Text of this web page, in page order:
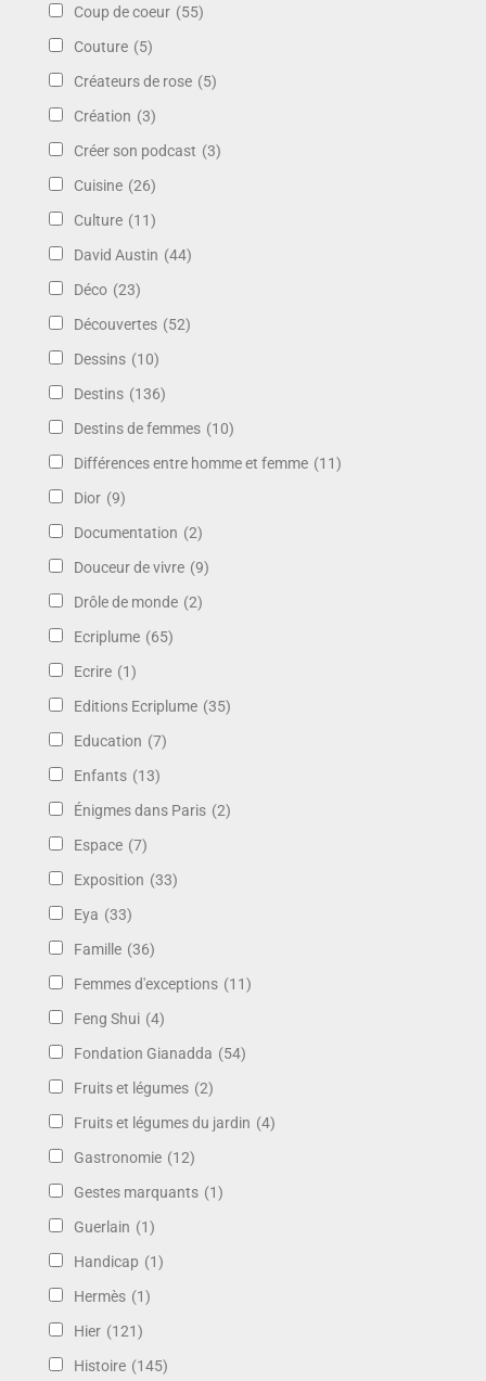
Coup de coeur (55)
Couture (5)
Créateurs de rose (5)
Création (3)
Créer son podcast (3)
Cuisine (26)
Culture (11)
David Austin (44)
Déco (23)
Découvertes (52)
Dessins (10)
Destins (136)
Destins de femmes (10)
Différences entre homme et femme (11)
Dior (9)
Documentation (2)
Douceur de vivre (9)
Drôle de monde (2)
Ecriplume (65)
Ecrire (1)
Editions Ecriplume (35)
Education (7)
Enfants (13)
Énigmes dans Paris (2)
Espace (7)
Exposition (33)
Eya (33)
Famille (36)
Femmes d'exceptions (11)
Feng Shui (4)
Fondation Gianadda (54)
Fruits et légumes (2)
Fruits et légumes du jardin (4)
Gastronomie (12)
Gestes marquants (1)
Guerlain (1)
Handicap (1)
Hermès (1)
Hier (121)
Histoire (145)